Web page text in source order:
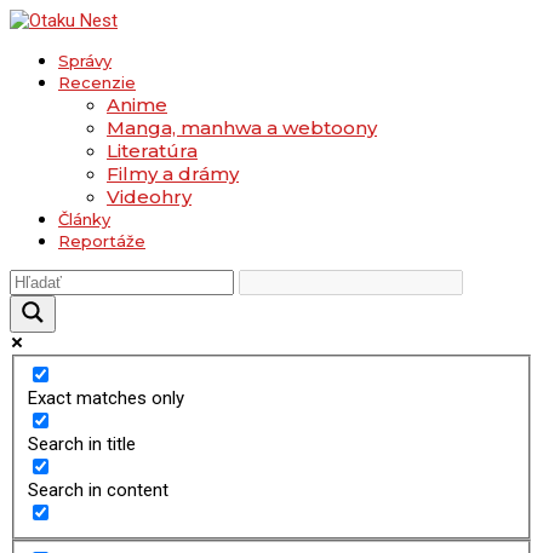
Správy
Recenzie
Anime
Manga, manhwa a webtoony
Literatúra
Filmy a drámy
Videohry
Články
Reportáže
Exact matches only
Search in title
Search in content